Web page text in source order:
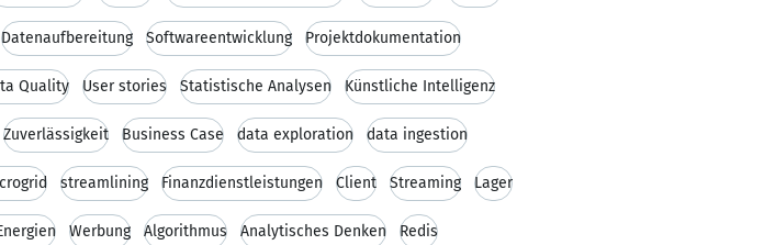
Datenaufbereitung Softwareentwicklung Projektdokumentation
Quality User stories Statistische Analysen Künstliche Intelligenz
Zuverlässigkeit Business Case data exploration data ingestion
streamlining Finanzdienstleistungen Client Streaming Lager
Werbung Algorithmus Analytisches Denken Redis